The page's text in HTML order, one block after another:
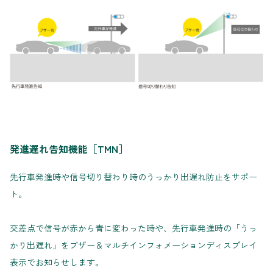
発進遅れ告知機能［TMN］
先行車発進時や信号切り替わり時のうっかり出遅れ防止をサポー
ト。
交差点で信号が赤から青に変わった時や、先行車発進時の「うっ
かり出遅れ」をブザー＆マルチインフォメーションディスプレイ
表示でお知らせします。